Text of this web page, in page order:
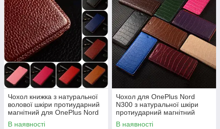
Чохол книжка з натуральної
волової шкіри протиударний
магнітний для OnePlus Nord
N300 "BULL"
В наявності
Чохол для OnePlus Nord
N300 з натуральної шкіри
протиударний магнітний
книжка з підставкою "LUXOR"
В наявності